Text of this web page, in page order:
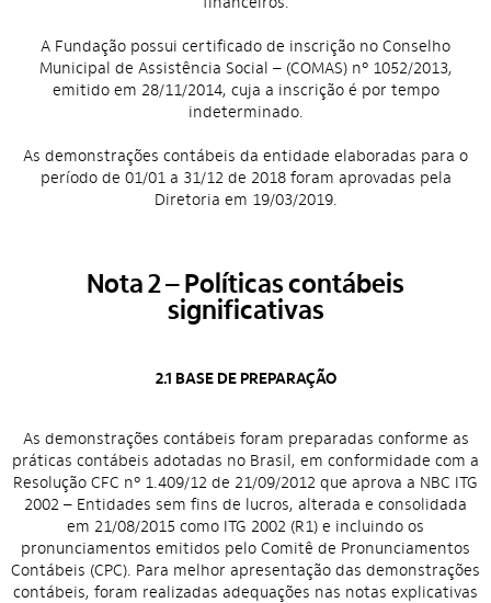
financeiros.
A Fundação possui certificado de inscrição no Conselho
Municipal de Assistência Social – (COMAS) nº 1052/2013,
emitido em 28/11/2014, cuja a inscrição é por tempo
indeterminado.
As demonstrações contábeis da entidade elaboradas para o
período de 01/01 a 31/12 de 2018 foram aprovadas pela
Diretoria em 19/03/2019.
Nota 2 – Políticas contábeis
significativas
2.1 BASE DE PREPARAÇÃO
As demonstrações contábeis foram preparadas conforme as
práticas contábeis adotadas no Brasil, em conformidade com a
Resolução CFC nº 1.409/12 de 21/09/2012 que aprova a NBC ITG
2002 – Entidades sem fins de lucros, alterada e consolidada
em 21/08/2015 como ITG 2002 (R1) e incluindo os
pronunciamentos emitidos pelo Comitê de Pronunciamentos
Contábeis (CPC). Para melhor apresentação das demonstrações
contábeis, foram realizadas adequações nas notas explicativas